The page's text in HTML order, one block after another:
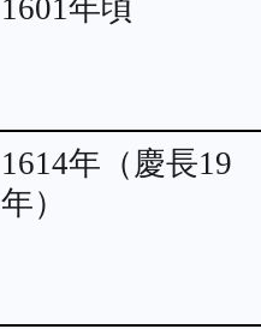
1601年頃
1614年（慶長19
年）